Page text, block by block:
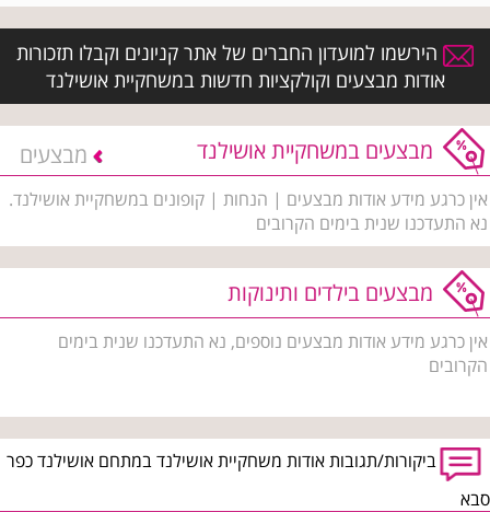
הירשמו למועדון החברים של אתר קניונים וקבלו תזכורות
אודות מבצעים וקולקציות חדשות במשחקיית אושילנד
מבצעים במשחקיית אושילנד מבצעים
אין כרגע מידע אודות מבצעים | הנחות | קופונים במשחקיית אושילנד.
נא התעדכנו שנית בימים הקרובים
מבצעים בילדים ותינוקות
אין כרגע מידע אודות מבצעים נוספים, נא התעדכנו שנית בימים
הקרובים
ביקורות/תגובות אודות משחקיית אושילנד במתחם אושילנד כפר
סבא